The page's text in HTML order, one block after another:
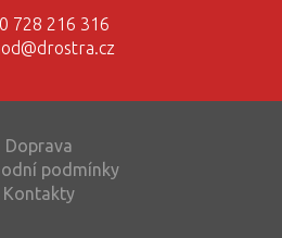
728 216 316
Doprava
podmínky
Kontakty